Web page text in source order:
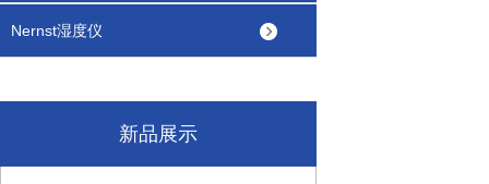
Nernst湿度仪
新品展示